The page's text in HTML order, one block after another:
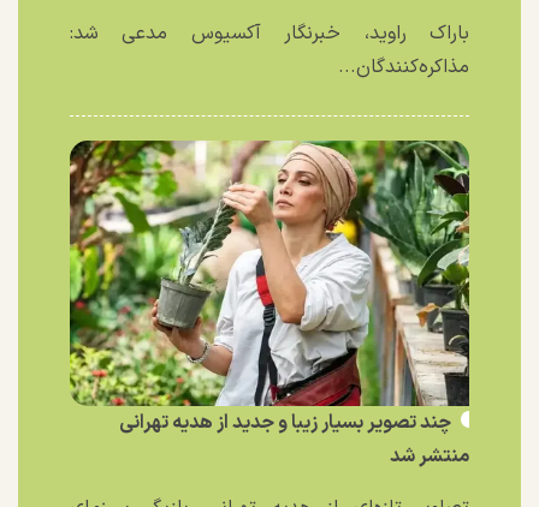
باراک راوید، خبرنگار آکسیوس مدعی شد:
مذاکره‌کنندگان...
چند تصویر بسیار زیبا و جدید از هدیه تهرانی
منتشر شد